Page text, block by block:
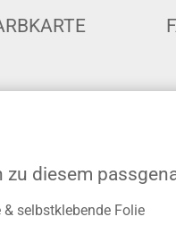
zu diesem
selbstklebende Folie